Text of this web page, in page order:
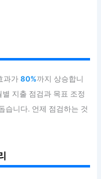
과가80%까지 상승합니
지출 점검과 목표 조정
습니다. 언제 점검하는 것